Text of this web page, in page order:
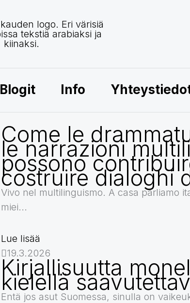
Blogit Info
Come le
le narrazioni
possono
costruire dialoghi
Vivo nel multilinguismo. A casa parliamo
miei...
Lue lisää
19.3.2026
Kirjallisuutta
kielellä
Entä jos asut Suomessa, sinulla on